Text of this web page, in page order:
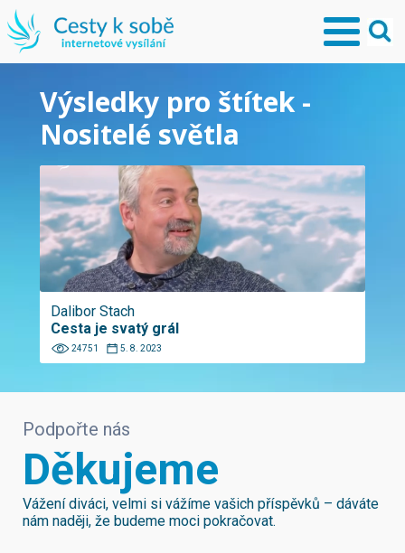
Výsledky pro štítek -
Nositelé světla
Dalibor Stach
Cesta je svatý grál
24751 5. 8. 2023
Podpořte nás
Děkujeme
Vážení diváci, velmi si vážíme vašich příspěvků – dáváte
nám naději, že budeme moci pokračovat.